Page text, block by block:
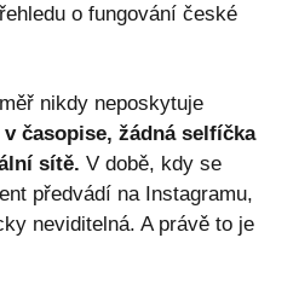
o fungování české
nikdy neposkytuje
časopise, žádná selfíčka
sítě. V době, kdy se
předvádí na Instagramu,
neviditelná. A právě to je